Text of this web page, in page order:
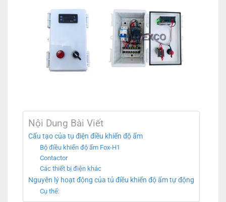
Nội Dung Bài Viết
Cấu tạo của tụ điện điều khiển độ ẩm
Bộ điều khiển độ ẩm Fox-H1
Contactor
Các thiết bị điện khác
Nguyên lý hoạt động của tủ điều khiển độ ẩm tự động
Cụ thể: